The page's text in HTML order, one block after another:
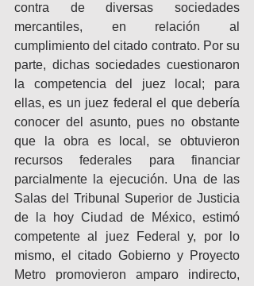
contra de diversas sociedades
mercantiles, en relación al
cumplimiento del citado contrato. Por su
parte, dichas sociedades cuestionaron
la competencia del juez local; para
ellas, es un juez federal el que debería
conocer del asunto, pues no obstante
que la obra es local, se obtuvieron
recursos federales para financiar
parcialmente la ejecución. Una de las
Salas del Tribunal Superior de Justicia
de la hoy Ciudad de México, estimó
competente al juez Federal y, por lo
mismo, el citado Gobierno y Proyecto
Metro promovieron amparo indirecto,